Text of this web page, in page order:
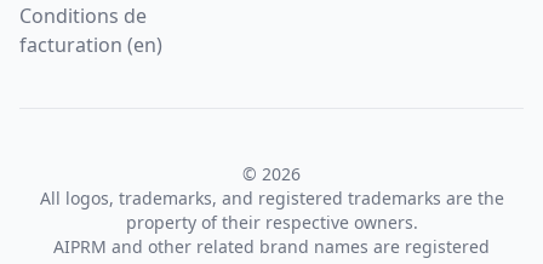
Conditions de
facturation (en)
© 2026
All logos, trademarks, and registered trademarks are the
property of their respective owners.
AIPRM and other related brand names are registered